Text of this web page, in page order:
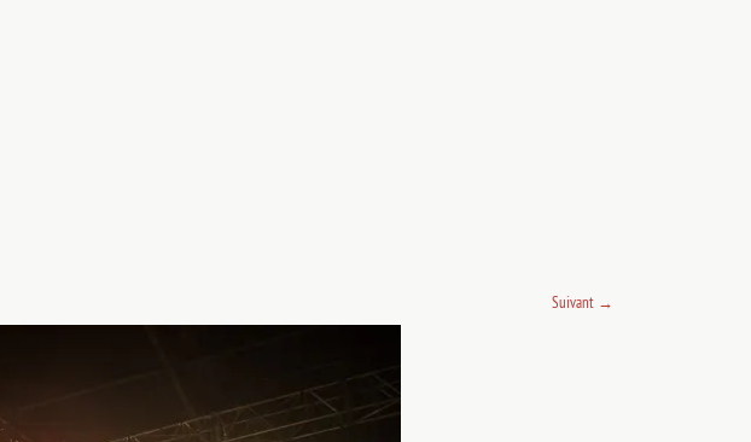
Suivant →